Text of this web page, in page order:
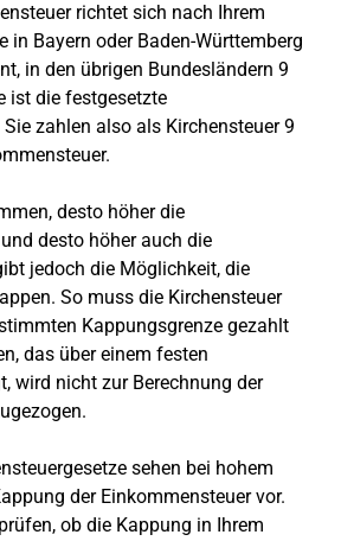
richtet sich nach Ihrem
in Bayern oder Baden-Württemberg
in den übrigen Bundesländern 9
ist die festgesetzte
zahlen also als Kirchensteuer 9
desto höher die
desto höher auch die
jedoch die Möglichkeit, die
So muss die Kirchensteuer
Kappungsgrenze gezahlt
das über einem festen
wird nicht zur Berechnung der
sehen bei hohem
der Einkommensteuer vor.
ob die Kappung in Ihrem